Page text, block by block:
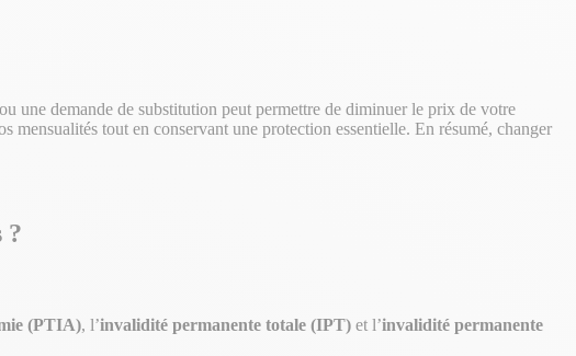
une demande de substitution peut permettre de diminuer le prix de votre
tout en conservant une protection essentielle. En résumé, changer
?
(PTIA), l’invalidité permanente totale (IPT) et l’invalidité permanente